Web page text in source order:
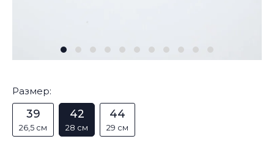
Размер:
39
26,5 см
42
28 см
44
29 см